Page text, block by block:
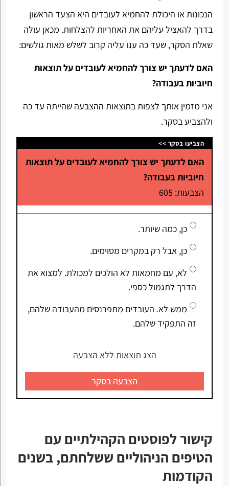
הנכונות או היכולת להחמיא לעובדים היא הצעד הראשון
בדרך להאציל עליהם את האחריות להצלחות. מכאן עולה
שאלת הסקר, שעד כה ענו עליה קרוב לשלש מאות גולשים:
האם לדעתך יש צורך להחמיא לעובדים על תוצאות
חיוביות בעבודה?
אני מזמין אותך לצפות בתוצאות ההצבעה שהייתה עד כה
ולהצביע בסקר.
הצביעו בסקר >>
האם לדעתך יש צורך להחמיא לעובדים על תוצאות
חיוביות בעבודה?
הצבעות: 605
כן, כמה שיותר.
כן, אבל רק במקרים מסוימים.
לא, עם מחמאות לא הולכים למכולת. למצוא את
הדרך לתגמול כספי.
ממש לא. העובדים מתפרנסים מהעבודה שלהם,
זה התפקיד שלהם.
הצג תוצאות ללא הצבעה
הצבעה בסקר
קישור לפוסטים הקהילתיים עם
הטיפים הניהוליים ששלחתם, בשנים
הקודמות